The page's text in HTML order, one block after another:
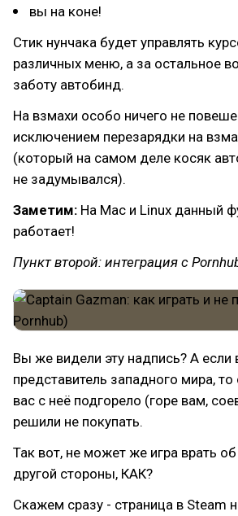
вы на коне!
Стик нунчака будет управлять
различных меню, а за остальное
заботу автобинд.
На взмахи особо ничего не
исключением перезарядки на
(который на самом деле косяк
не задумывался).
Заметим: На Mac и Linux данный
работает!
Пункт второй: интеграция с
Вы же видели эту надпись? А если
представитель западного мира, то
вас с неё подгорело (горе вам,
решили не покупать.
Так вот, не может же игра врать
другой стороны, КАК?
Скажем сразу - страница в Steam